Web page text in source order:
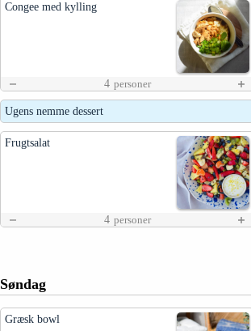
Congee med kylling
4 personer
Ugens nemme dessert
Frugtsalat
4 personer
Søndag
Græsk bowl